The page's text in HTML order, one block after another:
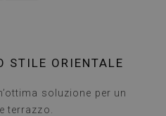
STILE ORIENTALE
soluzione per un
terrazzo.